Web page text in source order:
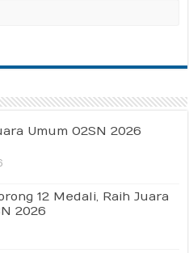
Umum O2SN 2026
12 Medali, Raih Juara
2026